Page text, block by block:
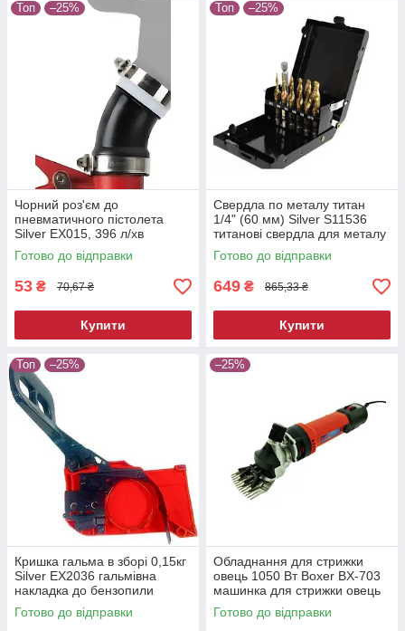
Топ –25%
Чорний роз'єм до
пневматичного пістолета
Silver EX015, 396 л/хв
Готово до відправки
53 ₴ 70,67 ₴
Купити
Топ –25%
Свердла по металу титан
1/4" (60 мм) Silver S11536
титанові свердла для металу
Готово до відправки
649 ₴ 865,33 ₴
Купити
Топ –25%
Кришка гальма в зборі 0,15кг
Silver EX2036 гальмівна
накладка до бензопили
Готово до відправки
–25%
Обладнання для стрижки
овець 1050 Вт Boxer BX-703
машинка для стрижки овець
Готово до відправки